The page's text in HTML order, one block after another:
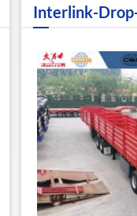
Interlink-